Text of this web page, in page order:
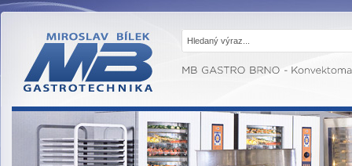
MB GASTRO
BRNO -
Gastrotechnika,
profesionální
kuchyně